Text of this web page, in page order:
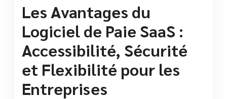
Les Avantages du
Logiciel de Paie SaaS :
Accessibilité, Sécurité
et Flexibilité pour les
Entreprises